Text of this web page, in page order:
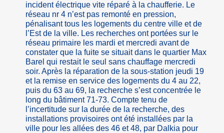
incident électrique vite réparé à la chaufferie. Le
réseau nr 4 n’est pas remonté en pression,
pénalisant tous les logements du centre ville et de
l’Est de la ville. Les recherches ont portées sur le
réseau primaire les mardi et mercredi avant de
constater que la fuite se situait dans le quartier Max
Barel qui restait le seul sans chauffage mercredi
soir. Après la réparation de la sous-station jeudi 19
et la remise en service des logements du 4 au 22,
puis du 63 au 69, la recherche s’est concentrée le
long du bâtiment 71-73. Compte tenu de
l’incertitude sur la durée de la recherche, des
installations provisoires ont été installées par la
ville pour les allées des 46 et 48, par Dalkia pour